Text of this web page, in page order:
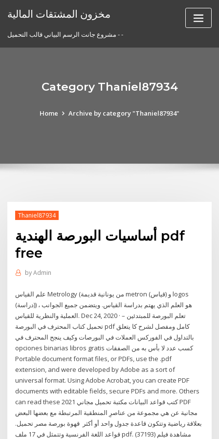
مخزون المشتقات المالية
مشروع جانت الرسم البياني قالب التحميل - -
Category Thaniel87934
Home Archive by category "Thaniel87934"
Thaniel87934
أساسيات البورصة الهندية pdf
free
byAdmin
علم القياس Metrology (من يونانية قديمة metron (قياس) و logos
(دراسة)) ، هو العلم الذي يهتم بدراسة القياس. ويتضمن جميع الجوانب
العملية والنظرية للقياس. Dec 24, 2020 · تعلم البورصة للمبتدئين –
تحميل كتاب المحترف في البورصة pdf كامل ومفصل لشرح كا يتعلق
بالتداول في الفوركس العملات في البورصات وكيف ينجح المحترف في
opciones binarias libros gratis كسب عدد لا بأس به من الصفقات
Portable document format files, or PDFs, use the .pdf
extension, and were developed by Adobe as a sort of
universal format. Using Adobe Acrobat, you can create PDF
documents with editable fields, secure PDFs and more. Others
can read these كتب قواعد البيانات مكتبة تحميل مجاني 2021 PDF
مجانية عن هي مجموعة من عناصرِ المنطقية المرتبطة مع بعضها البعض
بعلاقة رياضية وتتكون قاعدة جدول واحد أو أكثر قهوة بورصة مصر تحميل.
قواعد اللغة الفرنسية وتتمثل في 17 ملف pdf. (37193) مشاهدة فيلم